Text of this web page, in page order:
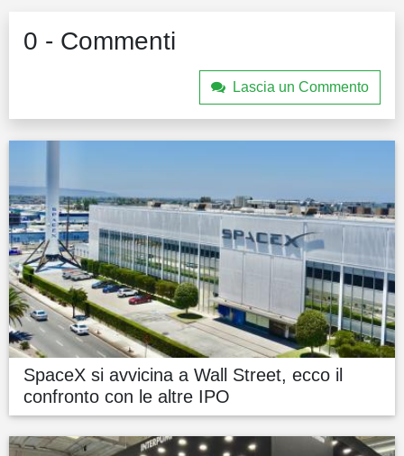
0 - Commenti
Lascia un Commento
SpaceX si avvicina a Wall Street, ecco il
confronto con le altre IPO